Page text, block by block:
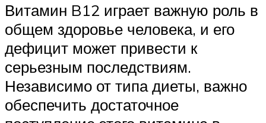
Витамин B12 играет важную роль в
общем здоровье человека, и его
дефицит может привести к
серьезным последствиям.
Независимо от типа диеты, важно
обеспечить достаточное